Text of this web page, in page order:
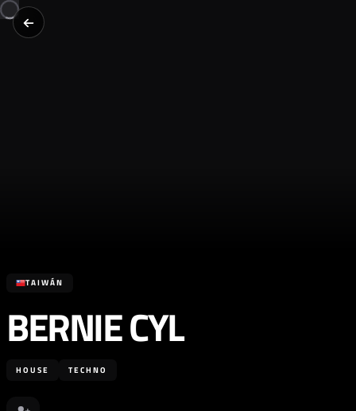
TAIWÁN
BERNIE CYL
HOUSE TECHNO